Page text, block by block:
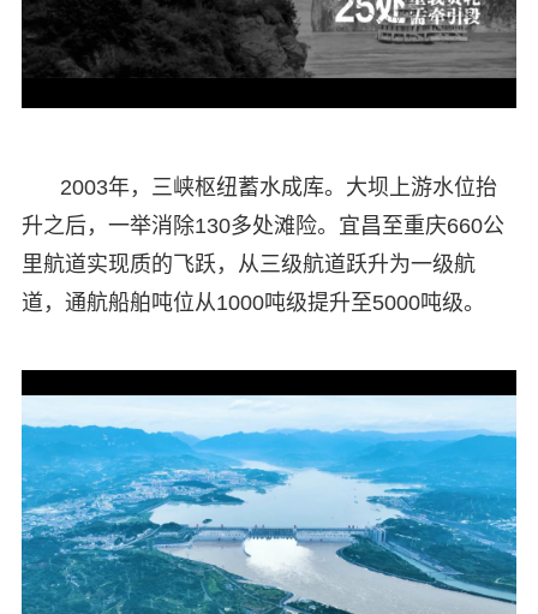
2003年，三峡枢纽蓄水成库。大坝上游水位抬
升之后，一举消除130多处滩险。宜昌至重庆660公
里航道实现质的飞跃，从三级航道跃升为一级航
道，通航船舶吨位从1000吨级提升至5000吨级。